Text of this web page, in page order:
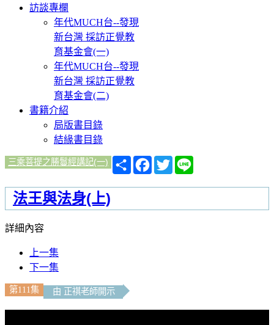
訪談專欄
年代MUCH台--發現
新台灣 採訪正覺教
育基金會(一)
年代MUCH台--發現
新台灣 採訪正覺教
育基金會(二)
書籍介紹
局版書目錄
結緣書目錄
三乘菩提之勝鬘經講記(一)
分
享
Facebook
Twitter
法王與法身(上)
詳細內容
上一集
下一集
第111集 由 正祺老師開示